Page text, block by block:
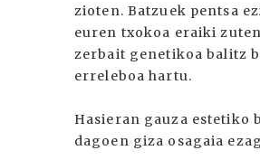
zioten. Batzuek pentsa
euren txokoa eraiki
zerbait genetikoa balitz
erreleboa hartu.
Hasieran gauza
dagoen giza osagaia